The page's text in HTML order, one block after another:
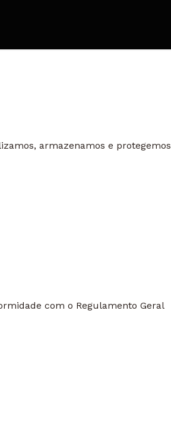
armazenamos e protegemos
com o Regulamento Geral